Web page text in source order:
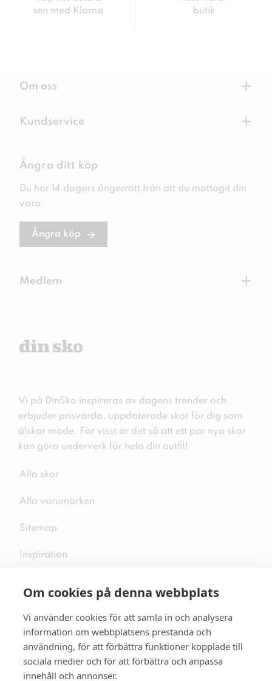
Om cookies på denna webbplats
Vi använder cookies för att samla in och analysera
information om webbplatsens prestanda och
användning, för att förbättra funktioner kopplade till
sociala medier och för att förbättra och anpassa
innehåll och annonser.
sen med Klarna
butik
Om oss +
Kundservice +
Ångra ditt köp
Du har 14 dagars ångerrätt från att du mottagit din
vara.
Ångra köp
Medlem +
Vi på DinSko inspireras av dagens trender och
erbjuder prisvärda, uppdaterade skor för dig som
älskar mode. För visst är det så att ett par nya skor
kan göra underverk för hela din outfit!
Alla skor
Alla varumärken
Sitemap
Inspiration
Följ oss på sociala medier